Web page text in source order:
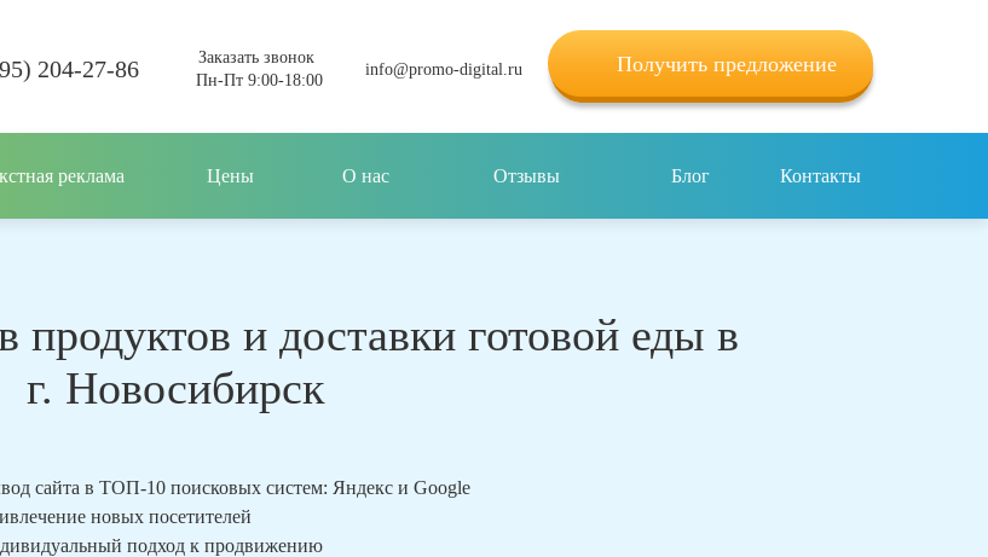
204-27-86
Заказать звонок
Пн-Пт 9:00-18:00
info@promo-digital.ru Получить предложение
реклама Цены О нас Отзывы Блог Контакты
продуктов и доставки готовой еды в
г. Новосибирск
сайта в ТОП-10 поисковых систем: Яндекс и Google
новых посетителей
подход к продвижению